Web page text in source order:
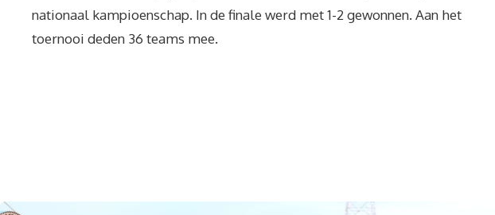
nationaal kampioenschap. In de finale werd met 1-2 gewonnen. Aan het
toernooi deden 36 teams mee.